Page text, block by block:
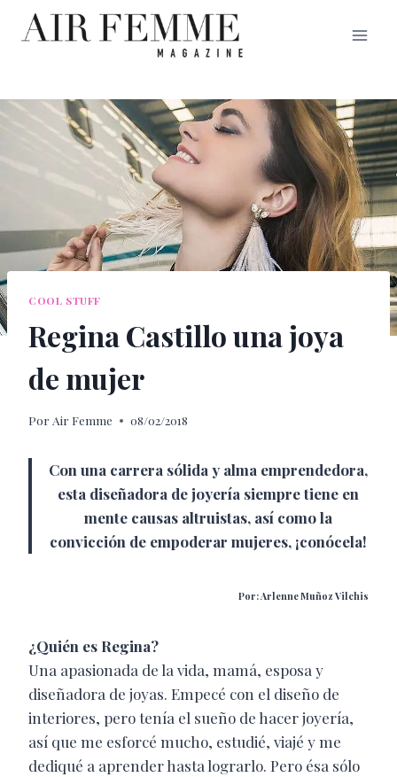
Saltar
COOL STUFF
Regina Castillo una joya
de mujer
Por Air Femme 08/02/2018
Con una carrera sólida y alma emprendedora,
esta diseñadora de joyería siempre tiene en
mente causas altruistas, así como la
convicción de empoderar mujeres, ¡conócela!
Por: Arlenne Muñoz Vilchis
¿Quién es Regina?
Una apasionada de la vida, mamá, esposa y
diseñadora de joyas. Empecé con el diseño de
interiores, pero tenía el sueño de hacer joyería,
así que me esforcé mucho, estudié, viajé y me
dediqué a aprender hasta lograrlo. Pero ésa sólo